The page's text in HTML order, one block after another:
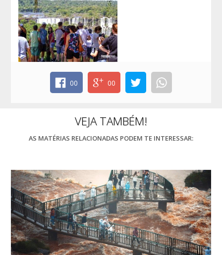
00 00
VEJA TAMBÉM!
AS MATÉRIAS RELACIONADAS PODEM TE INTERESSAR: